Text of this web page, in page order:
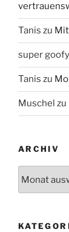
Tanis zu
super goofy
Tanis zu
Muschel zu
ARCHIV